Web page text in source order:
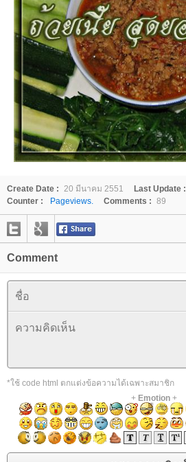
Create Date : 20 มีนาคม 2551 Last Update :
Counter :
Pageviews. Comments : 89
Comment
*ใช้ code html ตกแต่งข้อความได้เฉพาะสมาชิก
+ Emotion+